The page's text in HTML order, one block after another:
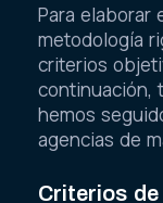
Para elaborar
metodología
criterios
continuación,
hemos
agencias de
Criterios